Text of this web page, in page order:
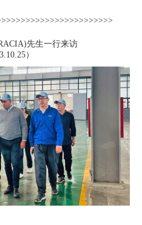
先生一行来访
）